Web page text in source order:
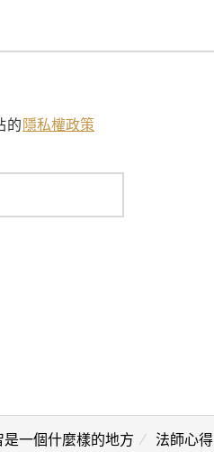
的 隱私權政策
是一個什麼樣的地方 法師心得